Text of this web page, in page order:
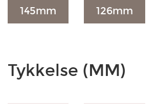
145mm 126mm
Tykkelse (MM)